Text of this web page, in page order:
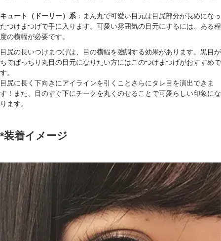
キュート（ドーリー）系 ：まん丸で可愛い目元は目尻部分が長めになっ
たつけまつげで手に入ります。可愛い雰囲気の目元にするには、ある程
度の横幅が必要です。
目尻の長いつけまつげは、目の横幅を強調する効果があります。黒目が
ちでぱっちり丸目の目元になりたい方にはこのつけまつげがおすすめで
す。
目尻に長く下向きにアイラインを引くことさらにタレ目を演出できま
す！また、目のすぐ下にチークを丸くのせることで可愛らしい印象にな
ります。
*装着イメージ